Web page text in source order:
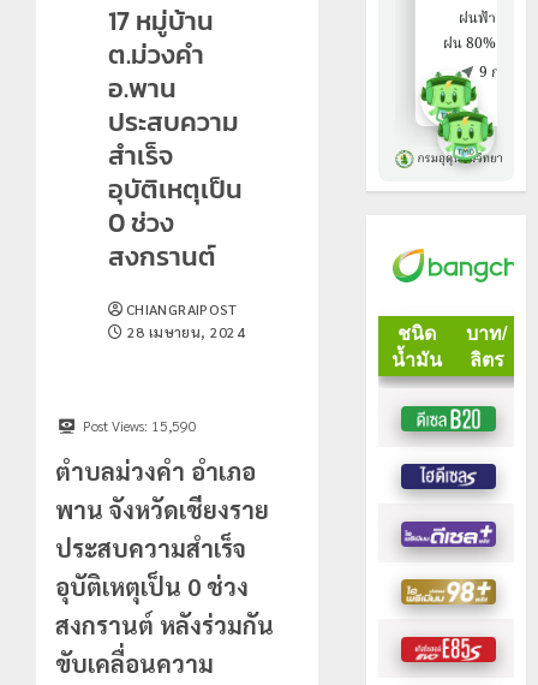
17 หมู่บ้าน
ต.ม่วงคำ
อ.พาน
ประสบความ
สำเร็จ
อุบัติเหตุเป็น
0 ช่วง
สงกรานต์
CHIANGRAIPOST
28 เมษายน, 2024
Post Views: 15,590
ตำบลม่วงคำ อำเภอ
พาน จังหวัดเชียงราย
ประสบความสำเร็จ
อุบัติเหตุเป็น 0 ช่วง
สงกรานต์ หลังร่วมกัน
ขับเคลื่อนความ